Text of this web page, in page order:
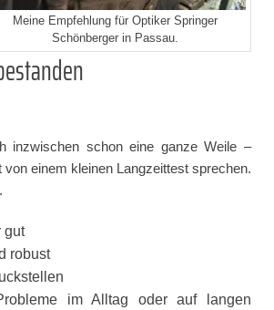
Meine Empfehlung für Optiker Springer
Schönberger in Passau.
inzwischen schon eine ganze Weile –
von einem kleinen Langzeittest sprechen.
gut
robust
im Alltag oder auf langen